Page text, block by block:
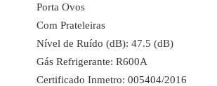
Porta Ovos
Com Prateleiras
Nível de Ruído (dB): 47.5 (dB)
Gás Refrigerante: R600A
Certificado Inmetro: 005404/2016